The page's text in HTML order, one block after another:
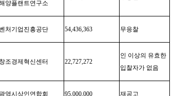
양플랜트연구소
처기업진흥공단 54,436,363 무응찰
조경제혁신센터 22,727,272
인 이상의 유효한
입찰자가 없음
역시상인연합회 95,000,000 재공고